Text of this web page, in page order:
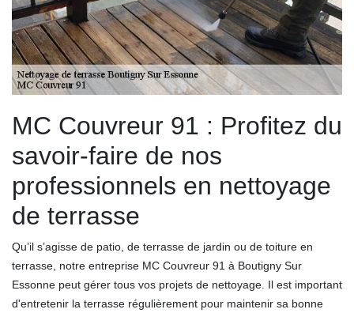
MC Couvreur 91 : Profitez du
savoir-faire de nos
professionnels en nettoyage
de terrasse
Qu’il s’agisse de patio, de terrasse de jardin ou de toiture en
terrasse, notre entreprise MC Couvreur 91 à Boutigny Sur
Essonne peut gérer tous vos projets de nettoyage. Il est important
d'entretenir la terrasse régulièrement pour maintenir sa bonne